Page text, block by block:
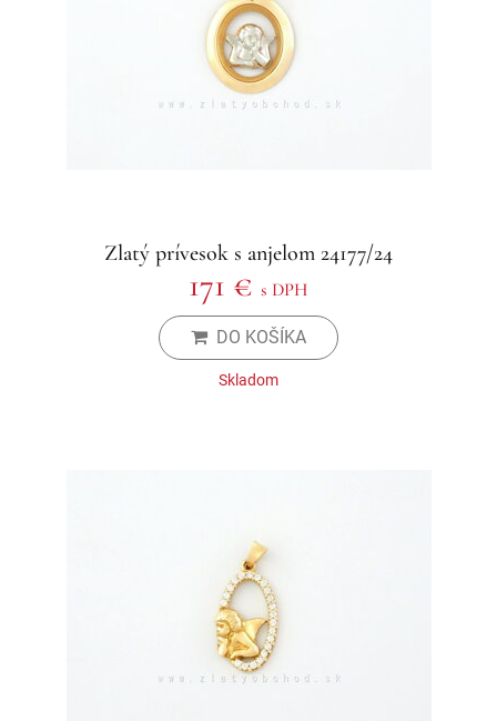
Zlatý prívesok s anjelom 24177/24
171 € s DPH
DO KOŠÍKA
Skladom